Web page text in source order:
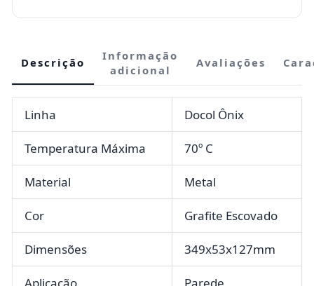
Descrição
Informação
adicional
Avaliações
Linha Docol Ônix
Temperatura Máxima 70º C
Material Metal
Cor Grafite Escovado
Dimensões 349x53x127mm